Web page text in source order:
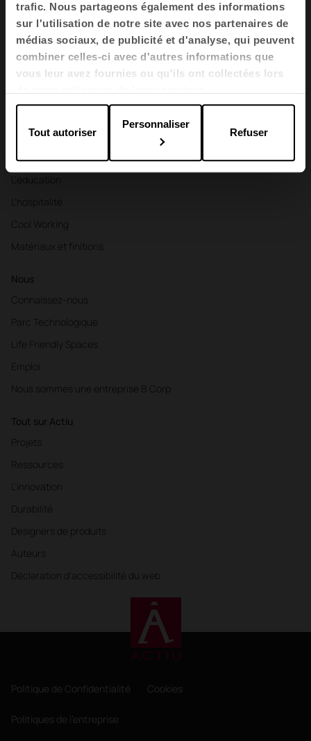
trafic. Nous partageons également des informations
sur l'utilisation de notre site avec nos partenaires de
médias sociaux, de publicité et d'analyse, qui peuvent
combiner celles-ci avec d'autres informations que
vous leur avez fournies ou qu'ils ont collectées lors
Tout autoriser
Personnaliser
Refuser
Cloisons
Meubles de rangement pour bureau
Banques d'accueil
Bureaux
Santé
L'hospitalité
Cool Working
Matériaux et finitions
Nous
Connaissez-nous
Parc Technologique
Life Friendly Spaces
Emploi
Nous sommes une entreprise B Corp
Tout sur Actiu
Projets
Ressources
L'innovation
Durabilité
Designers de produits
Auteurs
Déclaration d'accessibilité du web
Politique de Confidentialité Cookies
Politiques de l'entreprise